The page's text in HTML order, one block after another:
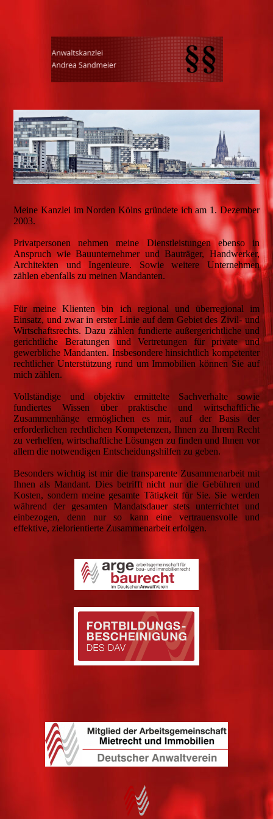
Meine Kanzlei im Norden Kölns gründete ich am 1. Dezember
2003.
Privatpersonen nehmen meine Dienstleistungen ebenso in
Anspruch wie Bauunternehmer und Bauträger, Handwerker,
Architekten und Ingenieure. Sowie weitere Unternehmen
zählen ebenfalls zu meinen Mandanten.
Für meine Klienten bin ich regional und überregional im
Einsatz, und zwar in erster Linie auf dem Gebiet des Zivil- und
Wirtschaftsrechts. Dazu zählen fundierte außergerichtliche und
gerichtliche Beratungen und Vertretungen für private und
gewerbliche Mandanten. Insbesondere hinsichtlich kompetenter
rechtlicher Unterstützung rund um Immobilien können Sie auf
mich zählen.
Vollständige und objektiv ermittelte Sachverhalte sowie
fundiertes Wissen über praktische und wirtschaftliche
Zusammenhänge ermöglichen es mir, auf der Basis der
erforderlichen rechtlichen Kompetenzen, Ihnen zu Ihrem Recht
zu verhelfen, wirtschaftliche Lösungen zu finden und Ihnen vor
allem die notwendigen Entscheidungshilfen zu geben.
Besonders wichtig ist mir die transparente Zusammenarbeit mit
Ihnen als Mandant. Dies betrifft nicht nur die Gebühren und
Kosten, sondern meine gesamte Tätigkeit für Sie. Sie werden
während der gesamten Mandatsdauer stets unterrichtet und
einbezogen, denn nur so kann eine vertrauensvolle und
effektive, zielorientierte Zusammenarbeit erfolgen.